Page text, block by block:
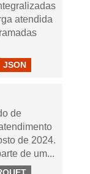
atendida
JSON
de
de 2024.
de um...